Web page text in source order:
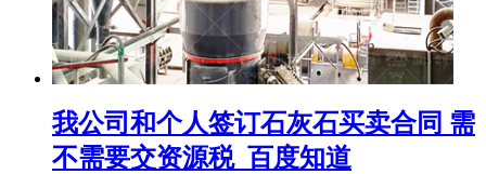
我公司和个人签订石灰石买卖合同 需
不需要交资源税_百度知道